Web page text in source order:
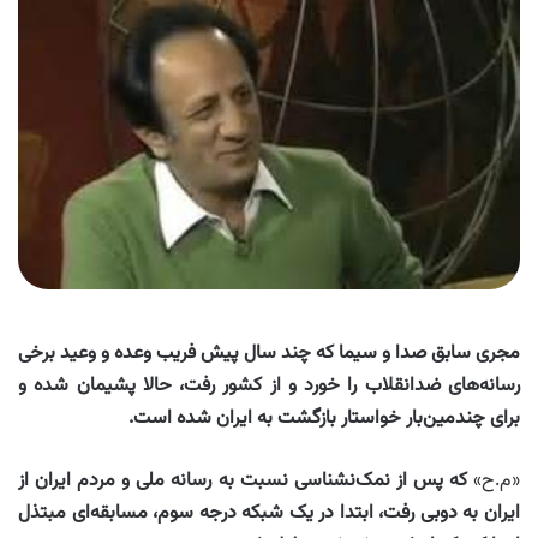
مجری سابق صدا و سیما که چند سال پیش فریب وعده و وعید برخی
رسانه‌های ضدانقلاب را خورد و از کشور رفت، حالا پشیمان شده و
برای چندمین‌بار خواستار بازگشت به ایران شده است.
«م.ح»که پس از نمک‌نشناسی نسبت به رسانه‌ ملی و مردم ایران از
ایران به دوبی رفت، ابتدا در یک شبکه درجه سوم، مسابقه‌ای مبتذل